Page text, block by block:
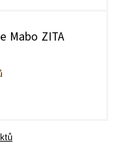
Mabo ZITA